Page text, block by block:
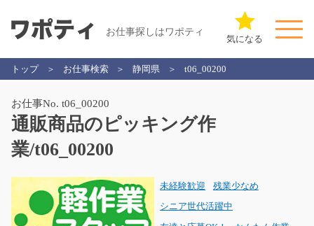
お仕事探しはワポティ
気になる
トップ お仕事検索 静岡県 t06_00200
お仕事No. t06_00200
通販商品のピッキング作
業/t06_00200
未経験歓迎 残業少なめ
シニア世代活躍中